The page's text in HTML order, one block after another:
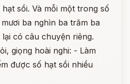
sồi. Và mỗi một trong số
ba nghìn ba trăm ba
có câu chuyện riêng.
giọng hoài nghi: - Làm
được số hạt sồi nhiều